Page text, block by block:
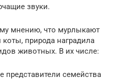
звуки.
мнению, что мурлыкают
природа наградила
животных. В их числе:
представители семейства